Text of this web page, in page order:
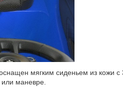
мягким сиденьем из кожи
маневре.